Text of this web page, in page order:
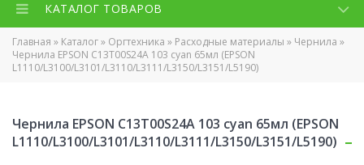
КАТАЛОГ ТОВАРОВ
Главная » Каталог» Оргтехника » Расходные материалы » Чернила »
Чернила EPSON C13T00S24A 103 cyan 65мл (EPSON
L1110/L3100/L3101/L3110/L3111/L3150/L3151/L5190)
Чернила EPSON C13T00S24A 103 cyan 65мл (EPSON
L1110/L3100/L3101/L3110/L3111/L3150/L3151/L5190)